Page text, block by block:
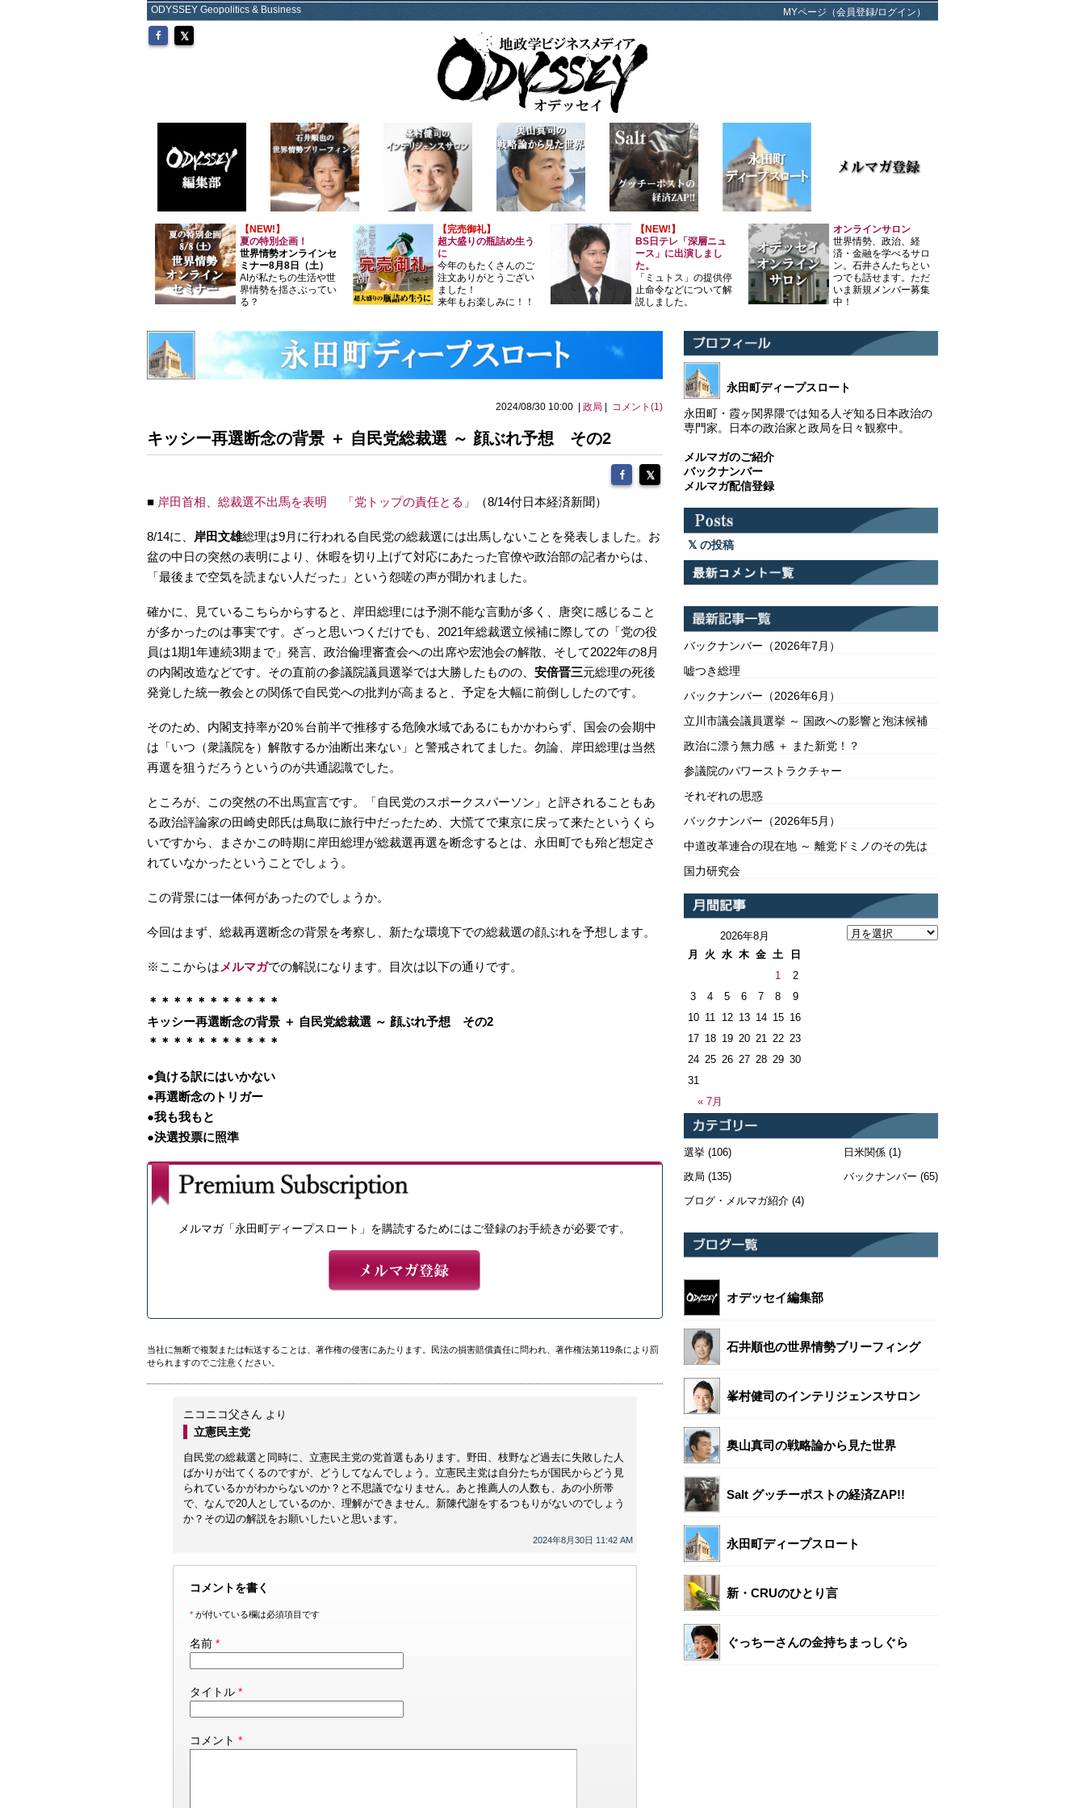
ODYSSEY Geopolitics & Business MYページ（会員登録/ログイン）
【NEW!】
夏の特別企画！
世界情勢オンラインセ
ミナー8月8日（土）
AIが私たちの生活や世
界情勢を揺さぶってい
る？
【完売御礼】
超大盛りの瓶詰め生う
に
今年のもたくさんのご
注文ありがとうござい
ました！
来年もお楽しみに！！
【NEW!】
BS日テレ「深層ニュ
ース」に出演しまし
た。
「ミュトス」の提供停
止命令などについて解
説しました。
オンラインサロン
世界情勢、政治、経
済・金融を学べるサロ
ン。石井さんたちとい
つでも話せます。ただ
いま新規メンバー募集
中！
2024/08/30 10:00 | 政局 | コメント(1)
キッシー再選断念の背景 ＋ 自民党総裁選 ～ 顔ぶれ予想 その2
■ 岸田首相、総裁選不出馬を表明 「党トップの責任とる」 （8/14付日本経済新聞）
8/14に、 岸田文雄総理は9月に行われる自民党の総裁選には出馬しないことを発表しました。お
盆の中日の突然の表明により、休暇を切り上げて対応にあたった官僚や政治部の記者からは、
「最後まで空気を読まない人だった」という怨嗟の声が聞かれました。
確かに、見ているこちらからすると、岸田総理には予測不能な言動が多く、唐突に感じること
が多かったのは事実です。ざっと思いつくだけでも、2021年総裁選立候補に際しての「党の役
員は1期1年連続3期まで」発言、政治倫理審査会への出席や宏池会の解散、そして2022年の8月
の内閣改造などです。その直前の参議院議員選挙では大勝したものの、 安倍晋三元総理の死後
発覚した統一教会との関係で自民党への批判が高まると、予定を大幅に前倒ししたのです。
そのため、内閣支持率が20％台前半で推移する危険水域であるにもかかわらず、国会の会期中
は「いつ（衆議院を）解散するか油断出来ない」と警戒されてました。勿論、岸田総理は当然
再選を狙うだろうというのが共通認識でした。
ところが、この突然の不出馬宣言です。「自民党のスポークスパーソン」と評されることもあ
る政治評論家の田崎史郎氏は鳥取に旅行中だったため、大慌てで東京に戻って来たというくら
いですから、まさかこの時期に岸田総理が総裁選再選を断念するとは、永田町でも殆ど想定さ
れていなかったということでしょう。
この背景には一体何があったのでしょうか。
今回はまず、総裁再選断念の背景を考察し、新たな環境下での総裁選の顔ぶれを予想します。
※ここからは メルマガでの解説になります。目次は以下の通りです。
＊＊＊＊＊＊＊＊＊＊＊
キッシー再選断念の背景 ＋ 自民党総裁選 ～ 顔ぶれ予想 その2
＊＊＊＊＊＊＊＊＊＊＊
●負ける訳にはいかない
●再選断念のトリガー
●我も我もと
●決選投票に照準
メルマガ「永田町ディープスロート」を購読するためにはご登録のお手続きが必要です。
当社に無断で複製または転送することは、著作権の侵害にあたります。民法の損害賠償責任に問われ、著作権法第119条により罰
せられますのでご注意ください。
ニコニコ父さん より
2024年8月30日 11:42 AM
立憲民主党
自民党の総裁選と同時に、立憲民主党の党首選もあります。野田、枝野など過去に失敗した人
ばかりが出てくるのですが、どうしてなんでしょう。立憲民主党は自分たちが国民からどう見
られているかがわからないのか？と不思議でなりません。あと推薦人の人数も、あの小所帯
で、なんで20人としているのか、理解ができません。新陳代謝をするつもりがないのでしょう
か？その辺の解説をお願いしたいと思います。
コメントを書く
*が付いている欄は必須項目です
名前 *
タイトル *
コメント *
永田町ディープスロート
永田町・霞ヶ関界隈では知る人ぞ知る日本政治の
専門家。日本の政治家と政局を日々観察中。
メルマガのご紹介
バックナンバー
メルマガ配信登録
の投稿
バックナンバー（2026年7月）
嘘つき総理
バックナンバー（2026年6月）
立川市議会議員選挙 ～ 国政への影響と泡沫候補
政治に漂う無力感 ＋ また新党！？
参議院のパワーストラクチャー
それぞれの思惑
バックナンバー（2026年5月）
中道改革連合の現在地 ～ 離党ドミノのその先は
国力研究会
2026年8月
月
火 水 木 金 土 日
« 7月
1
2
3
4 5 6 7 8
9
10 11 12 13 14 15 16
17 18 19 20 21 22 23
24 25 26 27 28 29 30
31
選挙 (106)
政局 (135)
ブログ・メルマガ紹介 (4)
日米関係(1)
バックナンバー (65)
オデッセイ編集部
石井順也の世界情勢ブリーフィング
峯村健司のインテリジェンスサロン
奥山真司の戦略論から見た世界
Salt グッチーポストの経済ZAP!!
永田町ディープスロート
新・CRUのひとり言
ぐっちーさんの金持ちまっしぐら